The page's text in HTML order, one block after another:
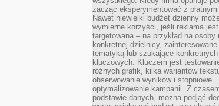
zacząć eksperymentować z
Nawet niewielki budżet dzienny
wymierne korzyści, jeśli reklama
targetowana – na przykład na
konkretnej dzielnicy, zainteresowane
tematyką lub szukające konkretnych
kluczowych. Kluczem jest
różnych grafik, kilka wariantów
obserwowanie wyników i stopniowe
optymalizowanie kampanii. Z
podstawie danych, można podjąć